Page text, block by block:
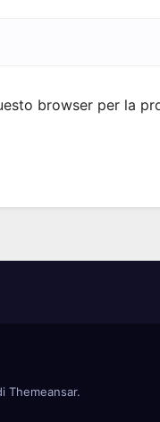
browser per la
Themeansar.